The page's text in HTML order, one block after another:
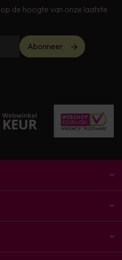
de hoogte van onze laatste
Abonneer